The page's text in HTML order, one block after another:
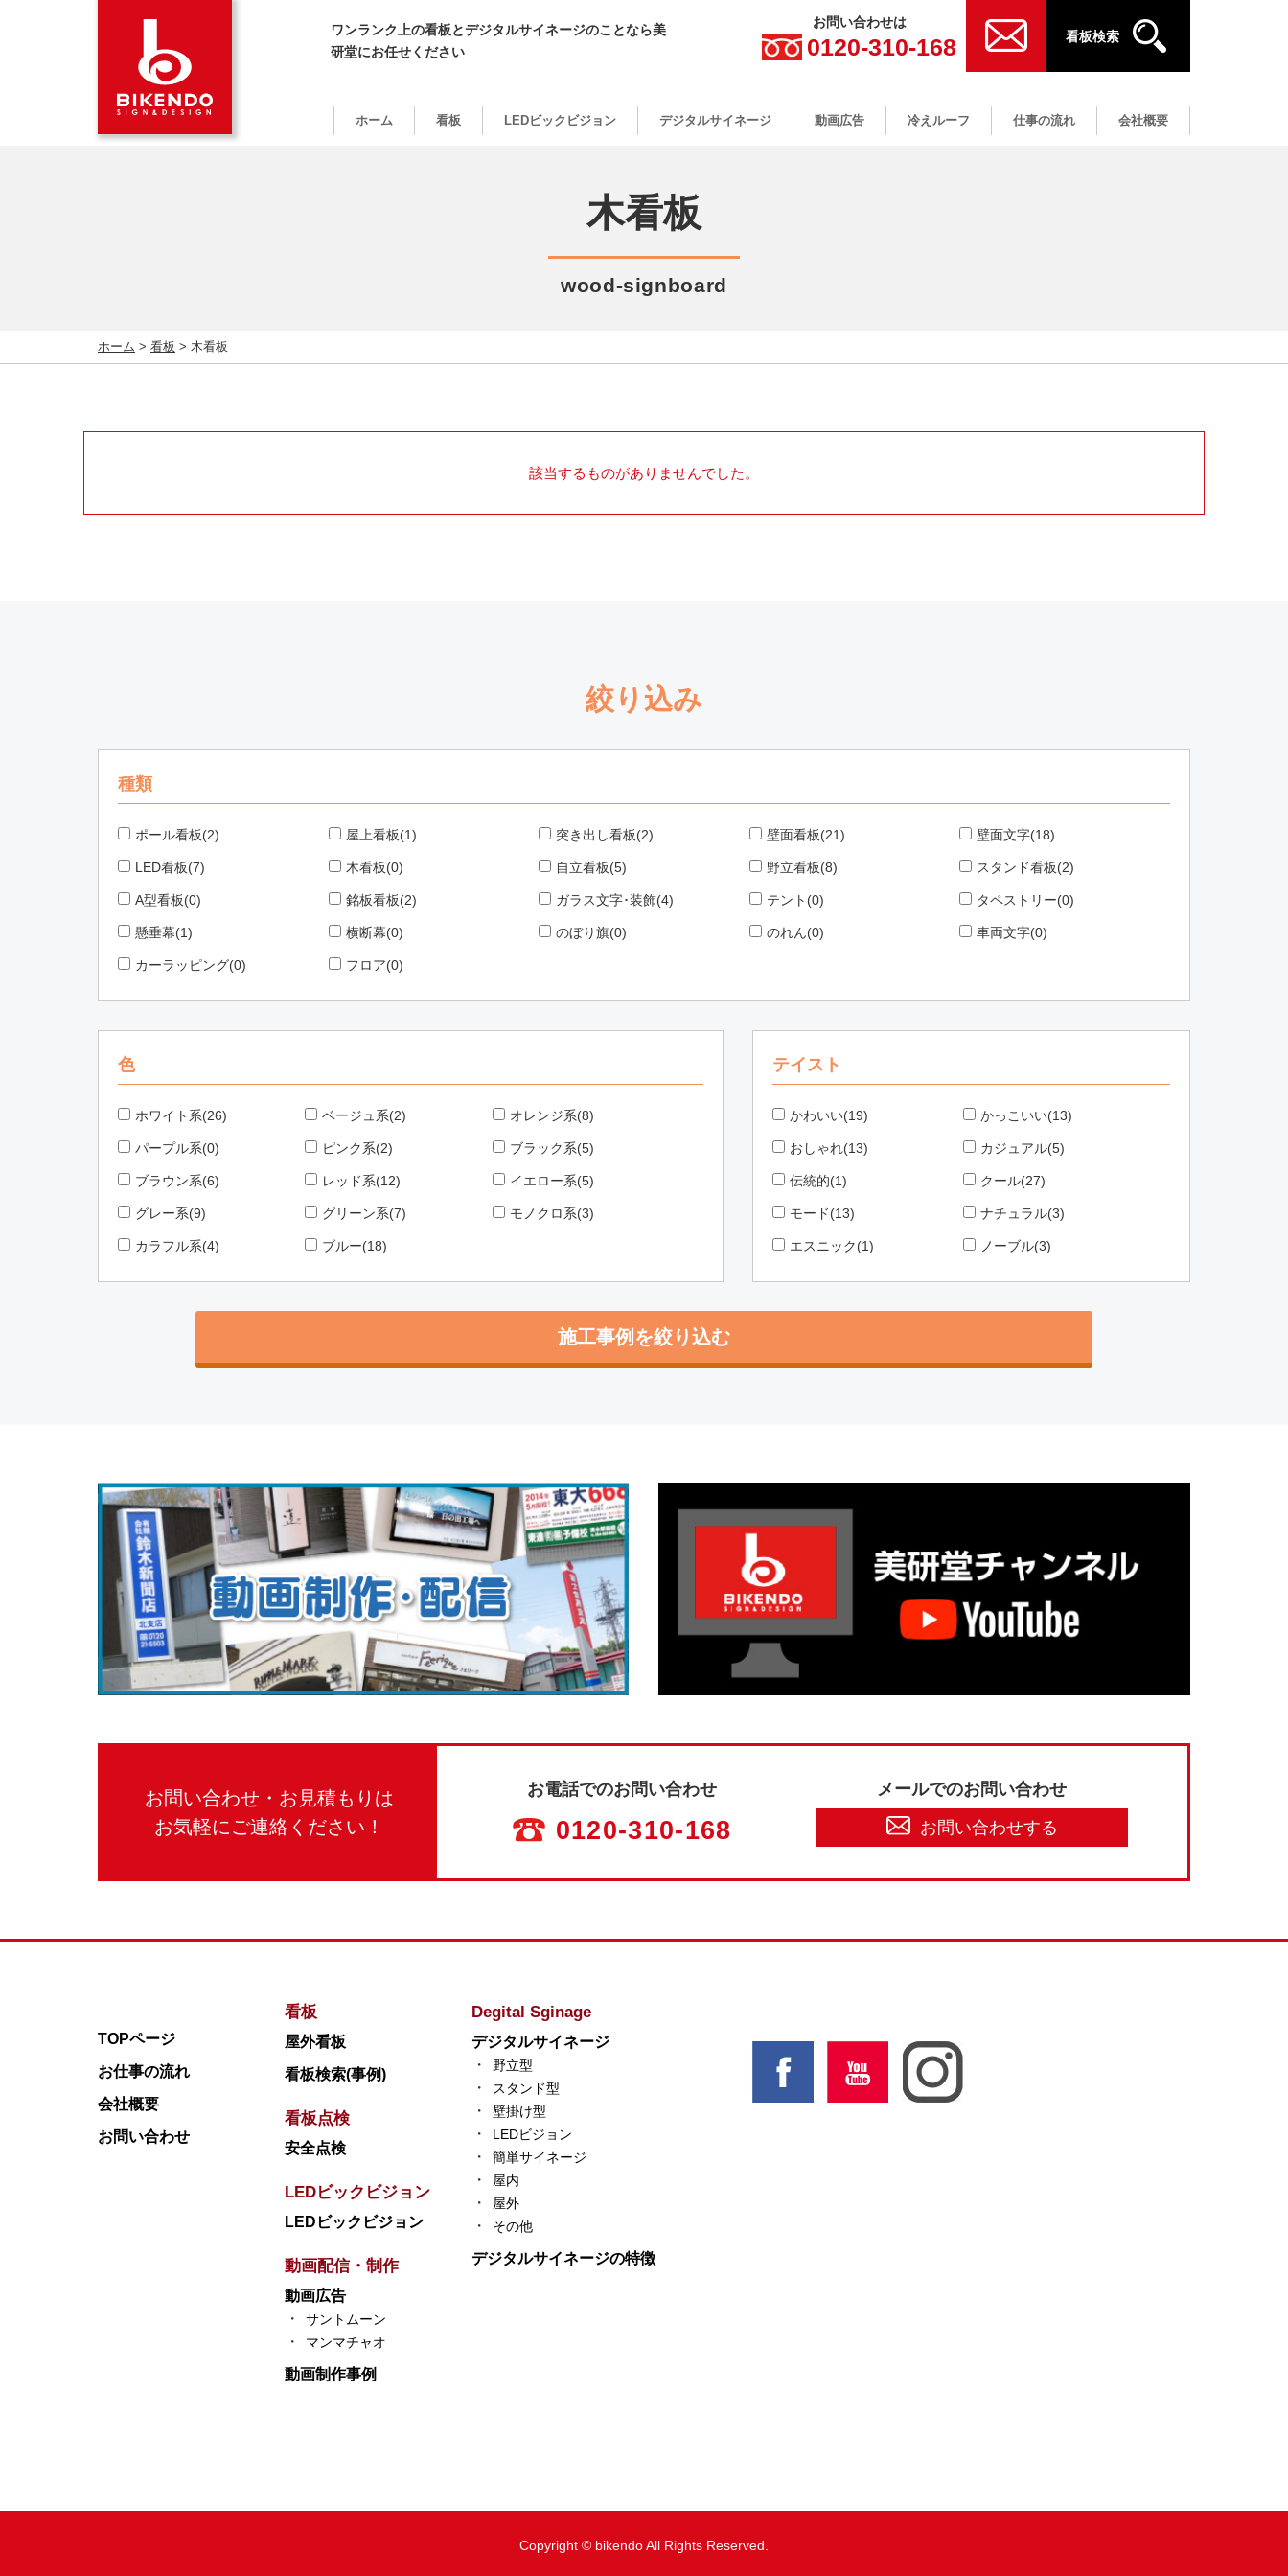
お問い合わせは
0120-310-168 看板検索
ワンランク上の看板とデジタルサイネージのことなら美
研堂にお任せください
ホーム 看板 LEDビックビジョン デジタルサイネージ 動画広告 冷えルーフ 仕事の流れ 会社概要
木看板
wood-signboard
ホーム > 看板 > 木看板
該当するものがありませんでした。
絞り込み
種類
ポール看板(2) 屋上看板(1) 突き出し看板(2) 壁面看板(21) 壁面文字(18)
LED看板(7) 木看板(0) 自立看板(5) 野立看板(8) スタンド看板(2)
A型看板(0) 銘板看板(2) ガラス文字･装飾(4) テント(0) タペストリー(0)
懸垂幕(1) 横断幕(0) のぼり旗(0) のれん(0) 車両文字(0)
カーラッピング(0) フロア(0)
色
ホワイト系(26) ベージュ系(2) オレンジ系(8)
パープル系(0) ピンク系(2) ブラック系(5)
ブラウン系(6) レッド系(12) イエロー系(5)
グレー系(9) グリーン系(7) モノクロ系(3)
カラフル系(4) ブルー(18)
テイスト
かわいい(19) かっこいい(13)
おしゃれ(13) カジュアル(5)
伝統的(1) クール(27)
モード(13) ナチュラル(3)
エスニック(1) ノーブル(3)
お問い合わせ・お見積もりは
お気軽にご連絡ください！
お電話でのお問い合わせ
0120-310-168
メールでのお問い合わせ
お問い合わせする
TOPページ
お仕事の流れ
会社概要
お問い合わせ
看板
屋外看板
看板検索(事例)
看板点検
安全点検
LEDビックビジョン
LEDビックビジョン
動画配信・制作
動画広告
サントムーン
マンマチャオ
動画制作事例
Degital Sginage
デジタルサイネージ
野立型
スタンド型
壁掛け型
LEDビジョン
簡単サイネージ
屋内
屋外
その他
デジタルサイネージの特徴
Copyright © bikendo All Rights Reserved.